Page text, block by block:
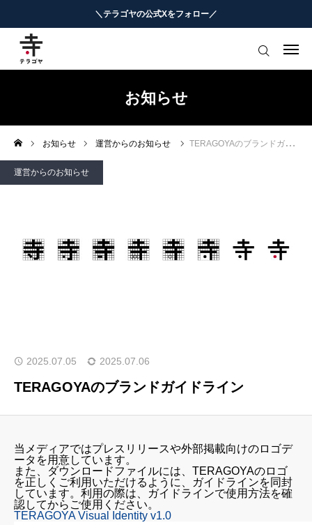
＼テラゴヤの公式Xをフォロー／
お知らせ
お知らせ 運営からのお知らせ TERAGOYAのブランドガイドライン
運営からのお知らせ
2025.07.05 2025.07.06
TERAGOYAのブランドガイドライン
当メディアではプレスリリースや外部掲載向けのロゴデ
ータを用意しています。
また、ダウンロードファイルには、TERAGOYAのロゴ
を正しくご利用いただけるように、ガイドラインを同封
しています。利用の際は、ガイドラインで使用方法を確
認してからご使用ください。
TERAGOYA Visual Identity v1.0
はじめての方へ
ヨミモノ・特集
マナビ・学習攻略
テラゴヤ週報 運営支援・ご協力